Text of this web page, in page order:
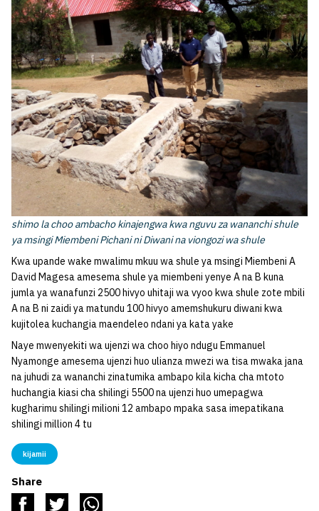
shimo la choo ambacho kinajengwa kwa nguvu za wananchi shule
ya msingi Miembeni Pichani ni Diwani na viongozi wa shule
Kwa upande wake mwalimu mkuu wa shule ya msingi Miembeni A
David Magesa amesema shule ya miembeni yenye A na B kuna
jumla ya wanafunzi 2500 hivyo uhitaji wa vyoo kwa shule zote mbili
A na B ni zaidi ya matundu 100 hivyo amemshukuru diwani kwa
kujitolea kuchangia maendeleo ndani ya kata yake
Naye mwenyekiti wa ujenzi wa choo hiyo ndugu Emmanuel
Nyamonge amesema ujenzi huo ulianza mwezi wa tisa mwaka jana
na juhudi za wananchi zinatumika ambapo kila kicha cha mtoto
huchangia kiasi cha shilingi 5500 na ujenzi huo umepagwa
kugharimu shilingi milioni 12 ambapo mpaka sasa imepatikana
shilingi million 4 tu
kijamii
Share